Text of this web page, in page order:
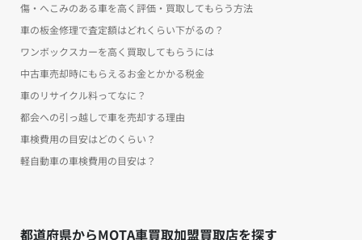
傷・へこみのある車を高く評価・買取してもらう方法
車の板金修理で査定額はどれくらい下がるの？
ワンボックスカーを高く買取してもらうには
中古車売却時にもらえるお金とかかる税金
車のリサイクル料ってなに？
都会への引っ越しで車を売却する理由
車検費用の目安はどのくらい？
軽自動車の車検費用の目安は？
都道府県からMOTA車買取加盟買取店を探す